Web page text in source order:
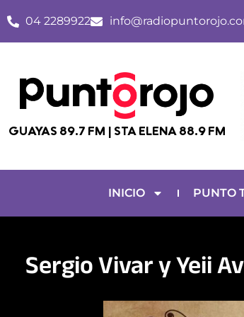
contenido
04 2289922
GUAYAS 89.7 FM | STA ELENA 88.9 FM
INICIO PUNTO
Sergio Vivar y Yeii